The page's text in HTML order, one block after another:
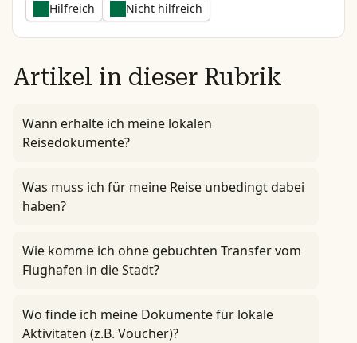
Hilfreich Nicht hilfreich
Artikel in dieser Rubrik
Wann erhalte ich meine lokalen
Reisedokumente?
Was muss ich für meine Reise unbedingt dabei
haben?
Wie komme ich ohne gebuchten Transfer vom
Flughafen in die Stadt?
Wo finde ich meine Dokumente für lokale
Aktivitäten (z.B. Voucher)?